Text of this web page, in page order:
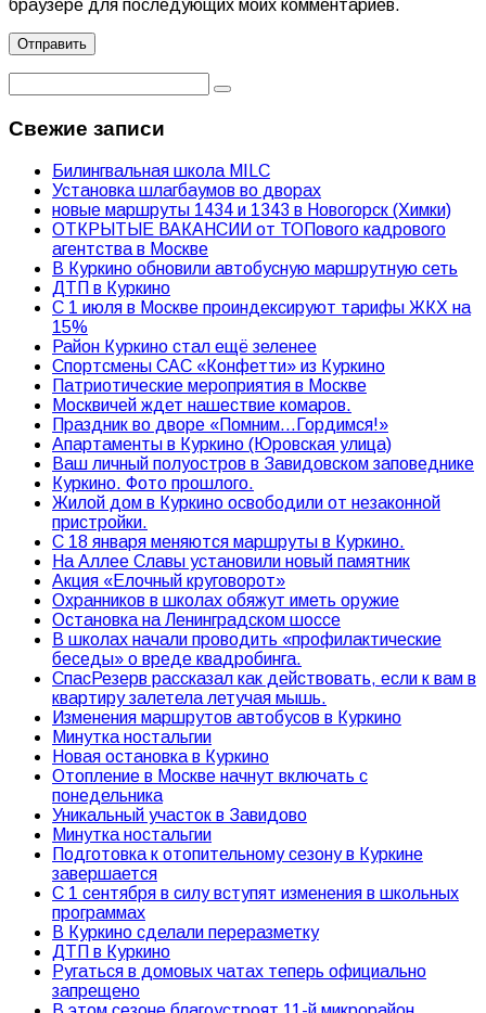
браузере для последующих моих комментариев.
Свежие записи
Билингвальная школа MILC
Установка шлагбаумов во дворах
новые маршруты 1434 и 1343 в Новогорск (Химки)
ОТКРЫТЫЕ ВАКАНСИИ от ТОПового кадрового
агентства в Москве
В Куркино обновили автобусную маршрутную сеть
ДТП в Куркино
С 1 июля в Москве проиндексируют тарифы ЖКХ на
15%
Район Куркино стал ещё зеленее
Спортсмены САС «Конфетти» из Куркино
Патриотические мероприятия в Москве
Москвичей ждет нашествие комаров.
Праздник во дворе «Помним…Гордимся!»
Апартаменты в Куркино (Юровская улица)
Ваш личный полуостров в Завидовском заповеднике
Куркино. Фото прошлого.
Жилой дом в Куркино освободили от незаконной
пристройки.
С 18 января меняются маршруты в Куркино.
На Аллее Славы установили новый памятник
Акция «Елочный круговорот»
Охранников в школах обяжут иметь оружие
Остановка на Ленинградском шоссе
В школах начали проводить «профилактические
беседы» о вреде квадробинга.
СпасРезерв рассказал как действовать, если к вам в
квартиру залетела летучая мышь.
Изменения маршрутов автобусов в Куркино
Минутка ностальгии
Новая остановка в Куркино
Отопление в Москве начнут включать с
понедельника
Уникальный участок в Завидово
Минутка ностальгии
Подготовка к отопительному сезону в Куркине
завершается
С 1 сентября в силу вступят изменения в школьных
программах
В Куркино сделали переразметку
ДТП в Куркино
Ругаться в домовых чатах теперь официально
запрещено